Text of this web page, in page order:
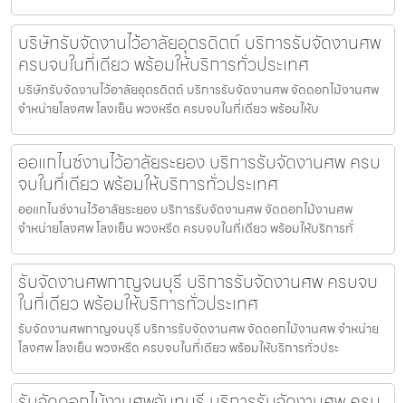
บริษัทรับจัดงานไว้อาลัยอุตรดิตถ์ บริการรับจัดงานศพ
ครบจบในที่เดียว พร้อมให้บริการทั่วประเทศ
บริษัทรับจัดงานไว้อาลัยอุตรดิตถ์ บริการรับจัดงานศพ จัดดอกไม้งานศพ
จำหน่ายโลงศพ โลงเย็น พวงหรีด ครบจบในที่เดียว พร้อมให้บ
ออแกไนซ์งานไว้อาลัยระยอง บริการรับจัดงานศพ ครบ
จบในที่เดียว พร้อมให้บริการทั่วประเทศ
ออแกไนซ์งานไว้อาลัยระยอง บริการรับจัดงานศพ จัดดอกไม้งานศพ
จำหน่ายโลงศพ โลงเย็น พวงหรีด ครบจบในที่เดียว พร้อมให้บริการทั่
รับจัดงานศพกาญจนบุรี บริการรับจัดงานศพ ครบจบ
ในที่เดียว พร้อมให้บริการทั่วประเทศ
รับจัดงานศพกาญจนบุรี บริการรับจัดงานศพ จัดดอกไม้งานศพ จำหน่าย
โลงศพ โลงเย็น พวงหรีด ครบจบในที่เดียว พร้อมให้บริการทั่วประ